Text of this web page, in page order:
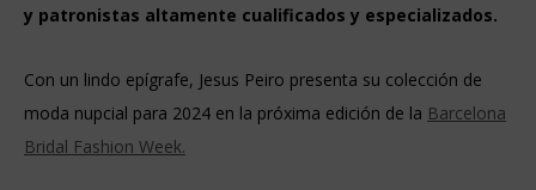
y patronistas altamente cualificados y especializados.
Con un lindo epígrafe, Jesus Peiro presenta su colección de
moda nupcial para 2024 en la próxima edición de la Barcelona
Bridal Fashion Week.